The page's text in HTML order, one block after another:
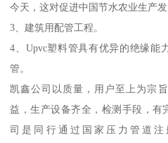
今天，这对促进中国节水农业生产
3、建筑用配管工程。
4、Upvc塑料管具有优异的绝缘能
管。
凯鑫公司以质量，用户至上为宗
益，生产设备齐全，检测手段，有
司是同行通过国家压力管道